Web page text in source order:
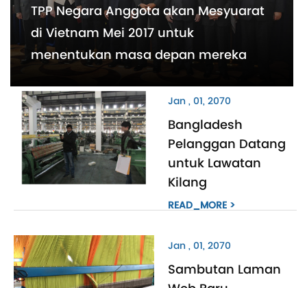
TPP Negara Anggota akan Mesyuarat
di Vietnam Mei 2017 untuk
menentukan masa depan mereka
Jan , 01, 2070
Bangladesh
Pelanggan Datang
untuk Lawatan
Kilang
READ_MORE >
Jan , 01, 2070
Sambutan Laman